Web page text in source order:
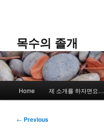
content목수의 졸개
Home 제 소개를 하자면요…
Post
← Previous